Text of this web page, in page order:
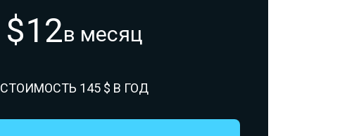
$12в месяц
СТОИМОСТЬ 145 $ В ГОД